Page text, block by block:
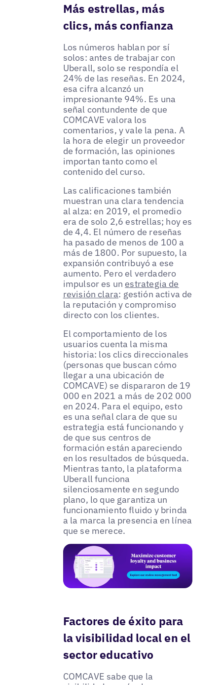
Más estrellas, más
clics, más confianza
Los números hablan por sí
solos: antes de trabajar con
Uberall, solo se respondía el
24% de las reseñas. En 2024,
esa cifra alcanzó un
impresionante 94%. Es una
señal contundente de que
COMCAVE valora los
comentarios, y vale la pena. A
la hora de elegir un proveedor
de formación, las opiniones
importan tanto como el
contenido del curso.
Las calificaciones también
muestran una clara tendencia
al alza: en 2019, el promedio
era de solo 2,6 estrellas; hoy es
de 4,4. El número de reseñas
ha pasado de menos de 100 a
más de 1800. Por supuesto, la
expansión contribuyó a ese
aumento. Pero el verdadero
impulsor es un estrategia de
revisión clara: gestión activa de
la reputación y compromiso
directo con los clientes.
El comportamiento de los
usuarios cuenta la misma
historia: los clics direccionales
(personas que buscan cómo
llegar a una ubicación de
COMCAVE) se dispararon de 19
000 en 2021 a más de 202 000
en 2024. Para el equipo, esto
es una señal clara de que su
estrategia está funcionando y
de que sus centros de
formación están apareciendo
en los resultados de búsqueda.
Mientras tanto, la plataforma
Uberall funciona
silenciosamente en segundo
plano, lo que garantiza un
funcionamiento fluido y brinda
a la marca la presencia en línea
que se merece.
Factores de éxito para
la visibilidad local en el
sector educativo
COMCAVE sabe que la